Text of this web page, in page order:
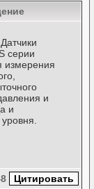
серии
измерения
и
и